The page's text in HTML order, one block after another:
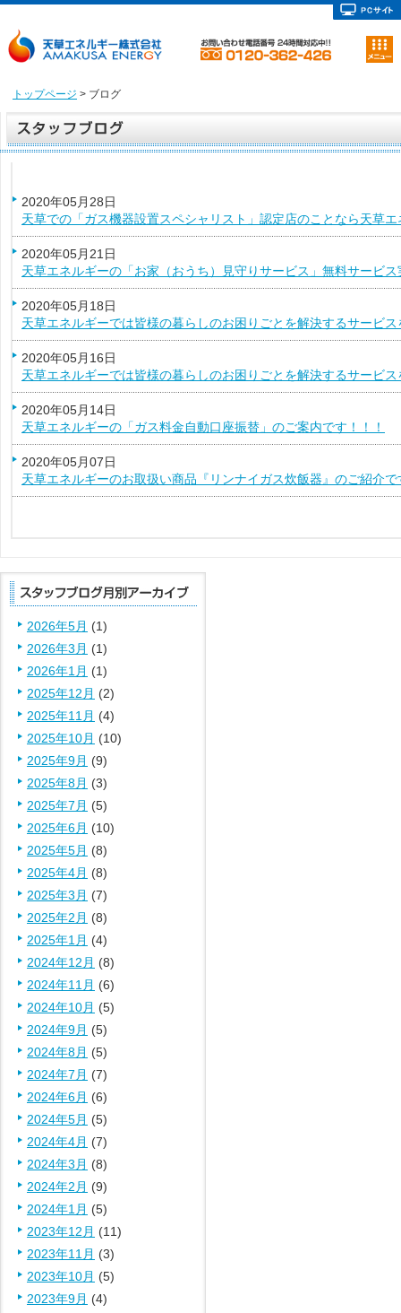
トップページ > ブログ
2020年05月28日
天草での「ガス機器設置スペシャリスト」認定店のことなら天草
2020年05月21日
天草エネルギーの「お家（おうち）見守りサービス」無料サービ
2020年05月18日
天草エネルギーでは皆様の暮らしのお困りごとを解決するサービ
2020年05月16日
天草エネルギーでは皆様の暮らしのお困りごとを解決するサービ
2020年05月14日
天草エネルギーの「ガス料金自動口座振替」のご案内です！！！
2020年05月07日
天草エネルギーのお取扱い商品『リンナイガス炊飯器』のご紹介で
2026年5月 (1)
2026年3月 (1)
2026年1月 (1)
2025年12月 (2)
2025年11月 (4)
2025年10月 (10)
2025年9月 (9)
2025年8月 (3)
2025年7月 (5)
2025年6月 (10)
2025年5月 (8)
2025年4月 (8)
2025年3月 (7)
2025年2月 (8)
2025年1月 (4)
2024年12月 (8)
2024年11月 (6)
2024年10月 (5)
2024年9月 (5)
2024年8月 (5)
2024年7月 (7)
2024年6月 (6)
2024年5月 (5)
2024年4月 (7)
2024年3月 (8)
2024年2月 (9)
2024年1月 (5)
2023年12月 (11)
2023年11月 (3)
2023年10月 (5)
2023年9月 (4)